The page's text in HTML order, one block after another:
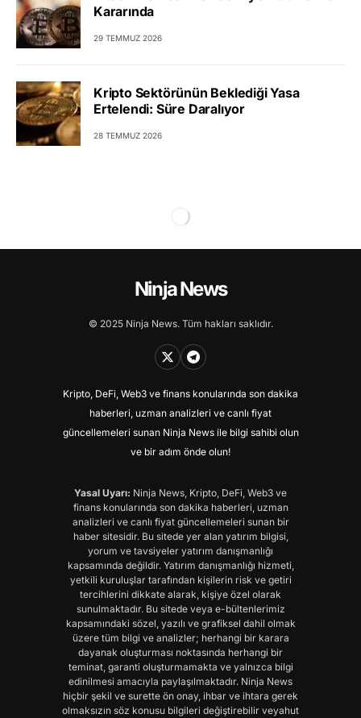
Kararında
29 TEMMUZ 2026
Kripto Sektörünün Beklediği Yasa
Ertelendi: Süre Daralıyor
28 TEMMUZ 2026
Ninja News
© 2025 Ninja News. Tüm hakları saklıdır.
Kripto, DeFi, Web3 ve finans konularında son dakika
haberleri, uzman analizleri ve canlı fiyat
güncellemeleri sunan Ninja News ile bilgi sahibi olun
ve bir adım önde olun!
Yasal Uyarı: Ninja News, Kripto, DeFi, Web3 ve
finans konularında son dakika haberleri, uzman
analizleri ve canlı fiyat güncellemeleri sunan bir
haber sitesidir. Bu sitede yer alan yatırım bilgisi,
yorum ve tavsiyeler yatırım danışmanlığı
kapsamında değildir. Yatırım danışmanlığı hizmeti,
yetkili kuruluşlar tarafından kişilerin risk ve getiri
tercihlerini dikkate alarak, kişiye özel olarak
sunulmaktadır. Bu sitede veya e-bültenlerimiz
kapsamındaki sözel, yazılı ve grafiksel dahil olmak
üzere tüm bilgi ve analizler; herhangi bir karara
dayanak oluşturması noktasında herhangi bir
teminat, garanti oluşturmamakta ve yalnızca bilgi
edinilmesi amacıyla paylaşılmaktadır. Ninja News
hiçbir şekil ve surette ön onay, ihbar ve ihtara gerek
olmaksızın söz konusu bilgileri değiştirebilir veyahut